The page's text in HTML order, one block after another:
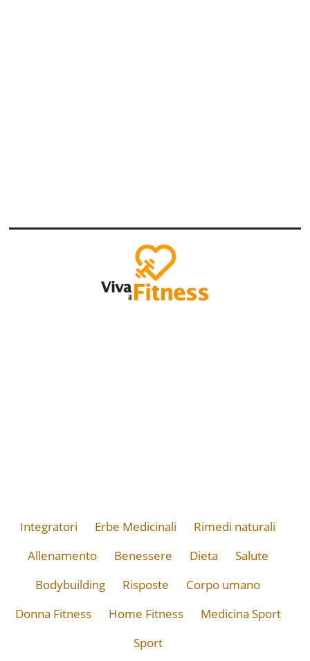
Integratori Erbe Medicinali
Rimedi naturali
Allenamento
Benessere Dieta
Salute
Bodybuilding
Risposte
Corpo umano
Donna Fitness
Home Fitness
Medicina Sport
Sport